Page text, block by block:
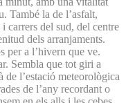
També la de l’asfalt,
carrers del sud, del centre
dels arranjaments.
per a l’hivern que ve.
Sembla que tot giri a
de l’estació meteorològica
de l’any recordant o